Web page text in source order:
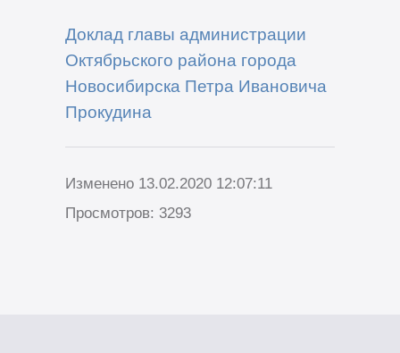
Доклад главы администрации
Октябрьского района города
Новосибирска Петра Ивановича
Прокудина
Изменено 13.02.2020 12:07:11
Просмотров: 3293